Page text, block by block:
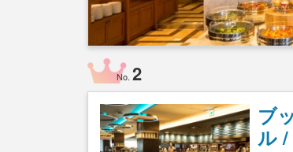
No. 2
ブ
ル